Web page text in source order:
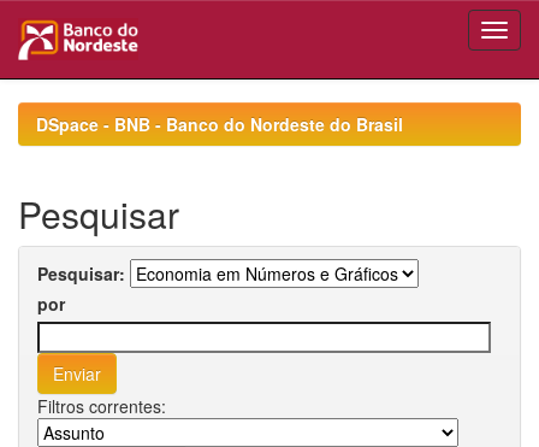
navigationDSpace - BNB - Banco do Nordeste do Brasil
Pesquisar
Pesquisar:
por
Filtros correntes: